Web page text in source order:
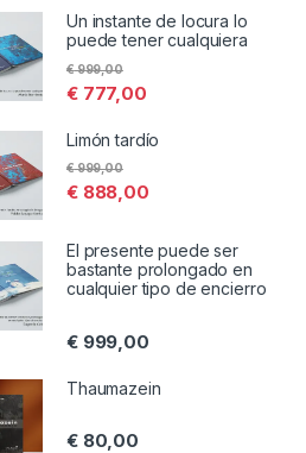
Un instante de locura lo
puede tener cualquiera
€777,00
€999,00
Limón tardío
€888,00
€999,00
El presente puede ser
bastante prolongado en
cualquier tipo de encierro
€999,00
Thaumazein
€80,00